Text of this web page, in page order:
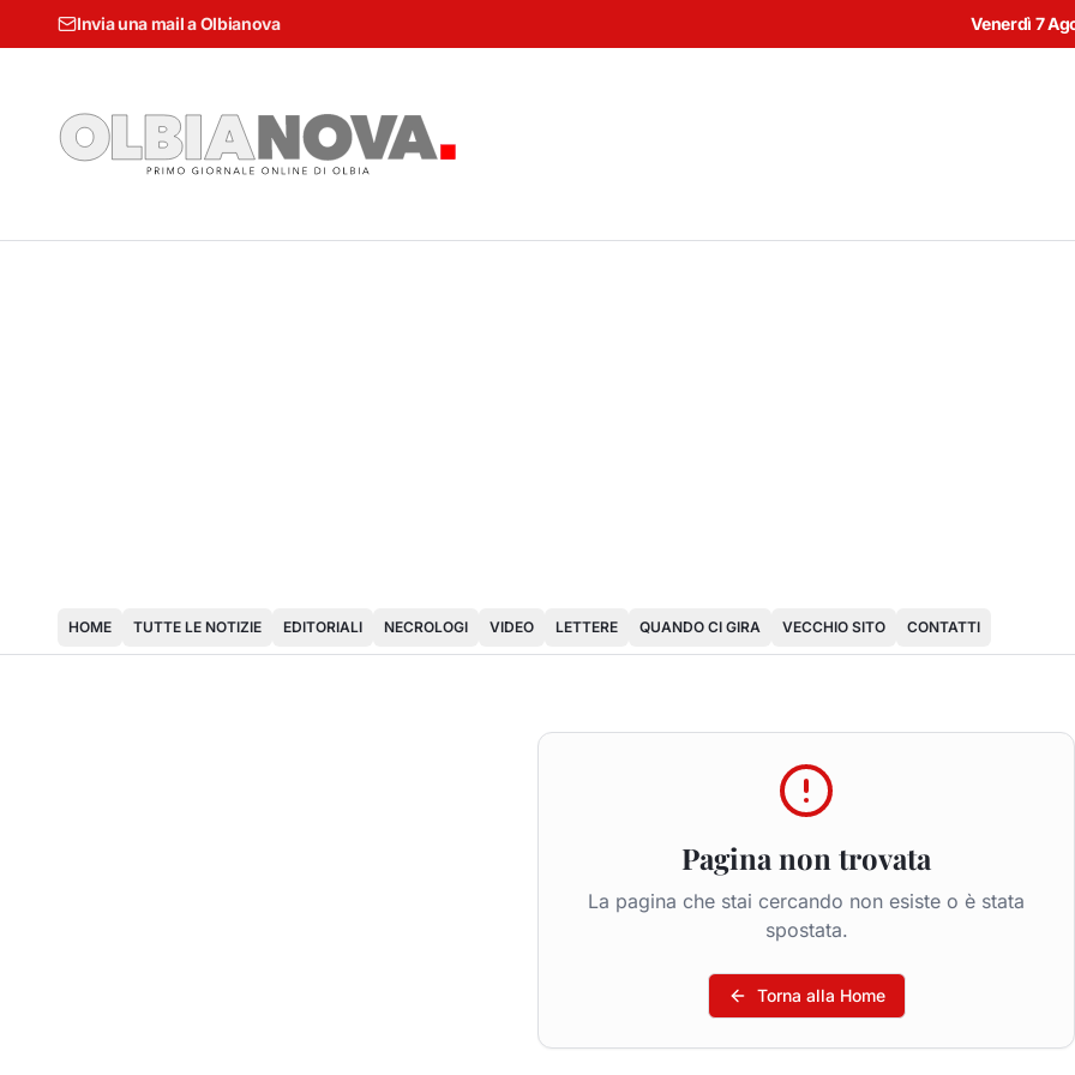
Invia una mail a Olbianova Venerdì 7
HOME TUTTE LE NOTIZIE EDITORIALI NECROLOGI VIDEO LETTERE QUANDO CI GIRA VECCHIO SITO CONTATTI
Pagina non trovata
La pagina che stai cercando non esiste o è stata
spostata.
Torna alla Home